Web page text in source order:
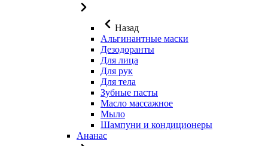
Назад
Альгинантные маски
Дезодоранты
Для лица
Для рук
Для тела
Зубные пасты
Масло массажное
Мыло
Шампуни и кондиционеры
Ананас